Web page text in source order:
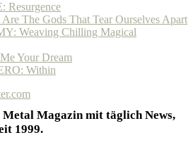
Resurgence
The Gods That Tear Ourselves Apart
Weaving Chilling Magical
Your Dream
Within
Magazin mit täglich News,
1999.